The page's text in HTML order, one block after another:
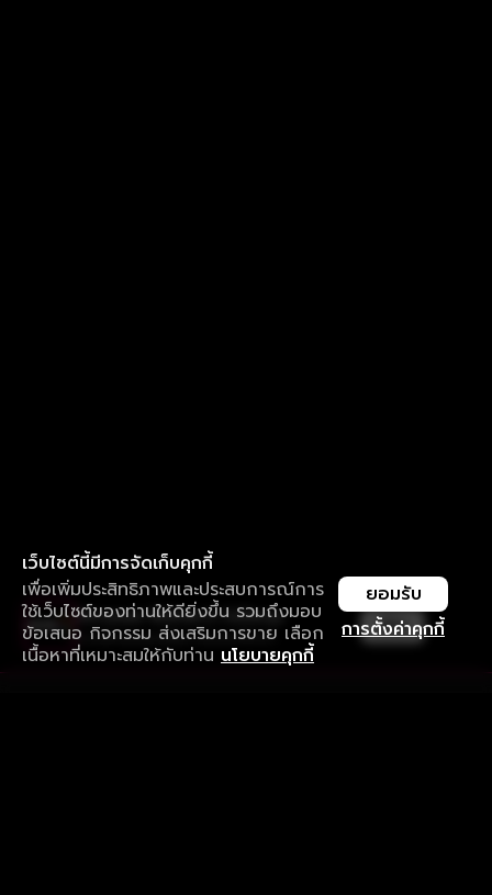
เว็บไซต์นี้มีการจัดเก็บคุกกี้
เพื่อเพิ่มประสิทธิภาพและประสบการณ์การ
ใช้เว็บไซต์ของท่านให้ดียิ่งขึ้น รวมถึงมอบ
ข้อเสนอ กิจกรรม ส่งเสริมการขาย เลือก
เนื้อหาที่เหมาะสมให้กับท่าน นโยบายคุกกี้
การตั้งค่าคุกกี้
ยอมรับ
ใช้งานแอป ลื่นไหลกว่า ไม่มีสะดุด
ดาวน์โหลดแอปเพื่อการรับชมที่ดีกว่า เปิด